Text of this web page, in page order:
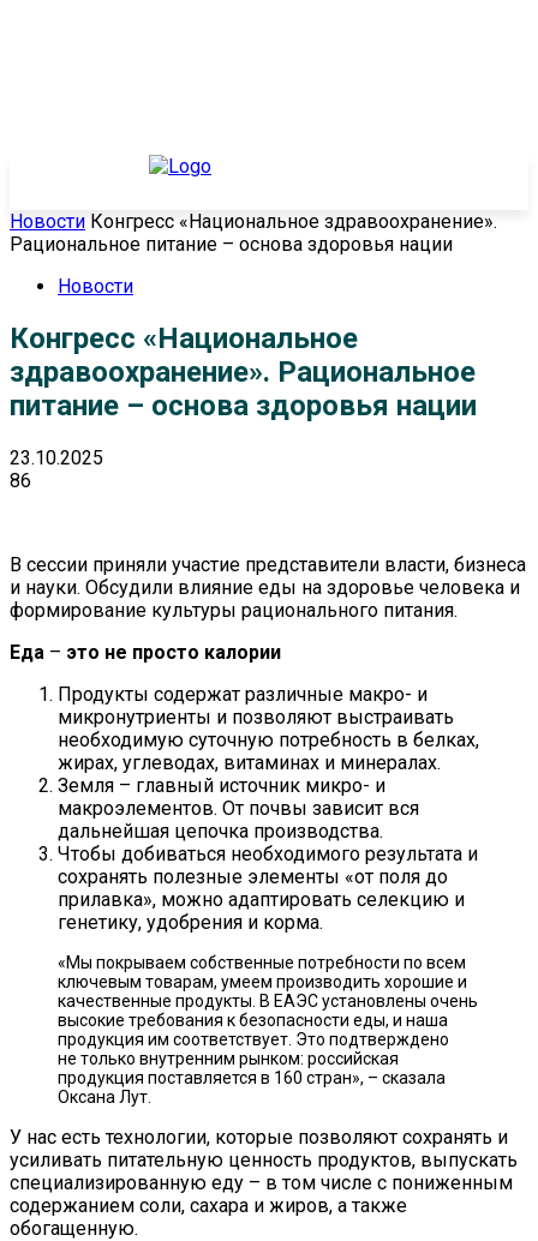
Новости Конгресс «Национальное здравоохранение».
Рациональное питание – основа здоровья нации
Новости
Конгресс «Национальное
здравоохранение». Рациональное
питание – основа здоровья нации
23.10.2025
86
В сессии приняли участие представители власти, бизнеса
и науки. Обсудили влияние еды на здоровье человека и
формирование культуры рационального питания.
Еда – это не просто калории
Продукты содержат различные макро- и
микронутриенты и позволяют выстраивать
необходимую суточную потребность в белках,
жирах, углеводах, витаминах и минералах.
Земля – главный источник микро- и
макроэлементов. От почвы зависит вся
дальнейшая цепочка производства.
Чтобы добиваться необходимого результата и
сохранять полезные элементы «от поля до
прилавка», можно адаптировать селекцию и
генетику, удобрения и корма.
«Мы покрываем собственные потребности по всем
ключевым товарам, умеем производить хорошие и
качественные продукты. В ЕАЭС установлены очень
высокие требования к безопасности еды, и наша
продукция им соответствует. Это подтверждено
не только внутренним рынком: российская
продукция поставляется в 160 стран», – сказала
Оксана Лут.
У нас есть технологии, которые позволяют сохранять и
усиливать питательную ценность продуктов, выпускать
специализированную еду – в том числе с пониженным
содержанием соли, сахара и жиров, а также
обогащенную.